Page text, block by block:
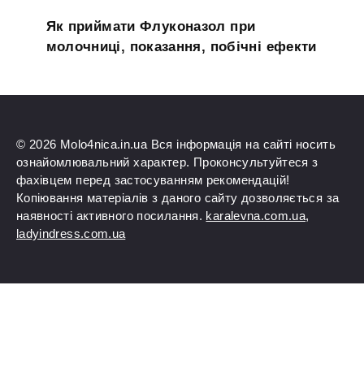
Як приймати Флуконазол при
молочниці, показання, побічні ефекти
© 2026 Molo4nica.in.ua Вся інформація на сайті носить
ознайомлювальний характер. Проконсультуйтеся з
фахівцем перед застосуванням рекомендацій!
Копіювання матеріалів з даного сайту дозволяється за
наявності активного посилання. karalevna.com.ua,
ladyindress.com.ua